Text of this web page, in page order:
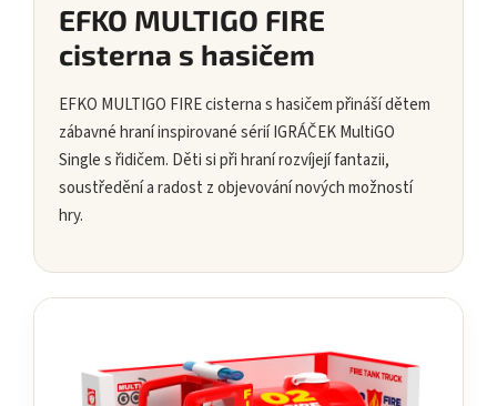
EFKO MULTIGO FIRE
cisterna s hasičem
EFKO MULTIGO FIRE cisterna s hasičem přináší dětem
zábavné hraní inspirované sérií IGRÁČEK MultiGO
Single s řidičem. Děti si při hraní rozvíjejí fantazii,
soustředění a radost z objevování nových možností
hry.